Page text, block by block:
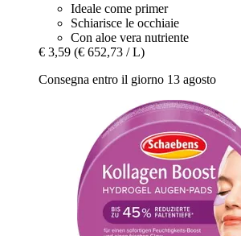
Ideale come primer
Schiarisce le occhiaie
Con aloe vera nutriente
€ 3,59 (€ 652,73 / L)
Consegna entro il giorno 13 agosto